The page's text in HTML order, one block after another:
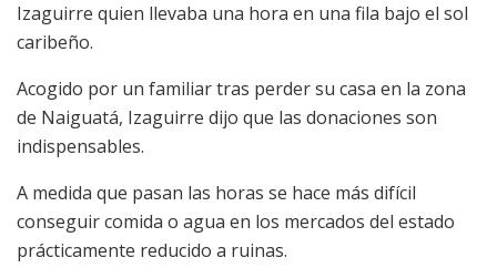
Izaguirre quien llevaba una hora en una fila bajo el sol
caribeño.
Acogido por un familiar tras perder su casa en la zona
de Naiguatá, Izaguirre dijo que las donaciones son
indispensables.
A medida que pasan las horas se hace más difícil
conseguir comida o agua en los mercados del estado
prácticamente reducido a ruinas.